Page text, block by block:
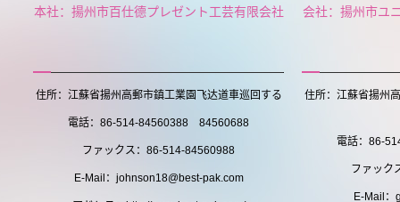
本社：揚州市百仕德プレゼント工芸有限会社
住所：江蘇省揚州高郵市鎮工業園飞达道車巡回する
電話：86-514-84560388 84560688
ファックス：86-514-84560988
E-Mail：johnson18@best-pak.com
会社：揚州市ユ
住所：江蘇省揚州
電話：86-
ファック
E-Mail：